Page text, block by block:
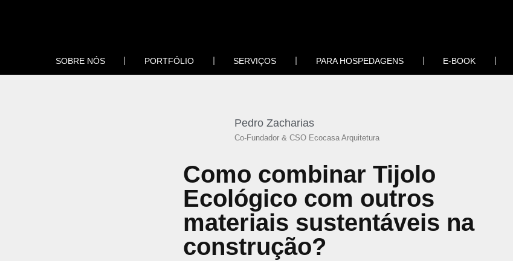
SOBRE NÓS PORTFÓLIO SERVIÇOS PARA HOSPEDAGENS E-BOOK
Pedro Zacharias
Co-Fundador & CSO Ecocasa Arquitetura
Como combinar Tijolo
Ecológico com outros
materiais sustentáveis na
construção?